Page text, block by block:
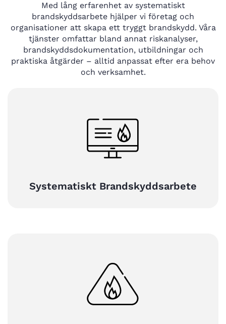
Med lång erfarenhet av systematiskt
brandskyddsarbete hjälper vi företag och
organisationer att skapa ett tryggt brandskydd. Våra
tjänster omfattar bland annat riskanalyser,
brandskyddsdokumentation, utbildningar och
praktiska åtgärder – alltid anpassat efter era behov
och verksamhet.
Systematiskt Brandskyddsarbete